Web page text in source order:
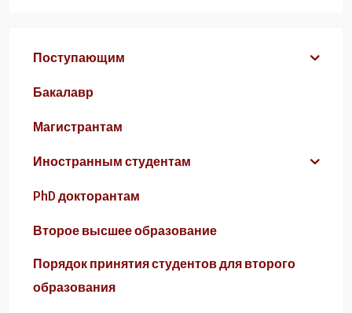
Поступающим
Бакалавр
Магистрантам
Иностранным студентам
PhD докторантам
Второе высшее образование
Порядок принятия студентов для второго
образования